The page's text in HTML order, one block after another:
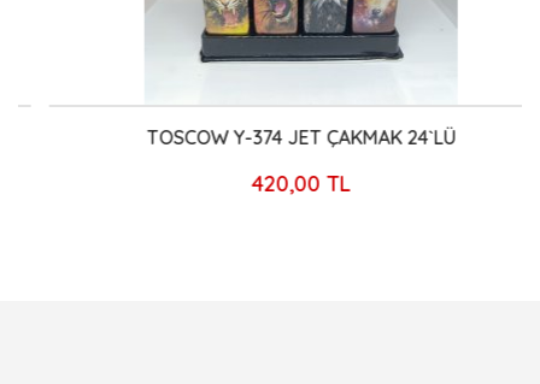
TOSCOW Y-374 JET ÇAKMAK 24`LÜ
420,00 TL